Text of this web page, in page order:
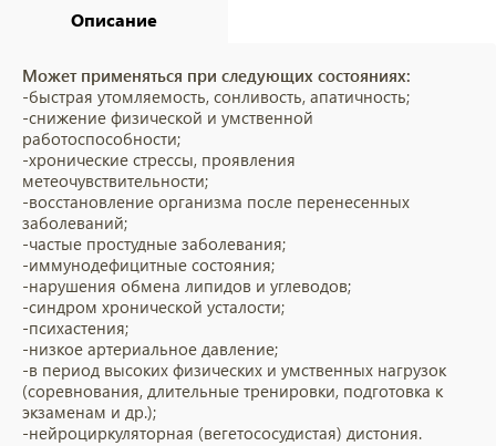
Описание
Может применяться при следующих состояниях:
-быстрая утомляемость, сонливость, апатичность;
-снижение физической и умственной
работоспособности;
-хронические стрессы, проявления
метеочувствительности;
-восстановление организма после перенесенных
заболеваний;
-частые простудные заболевания;
-иммунодефицитные состояния;
-нарушения обмена липидов и углеводов;
-синдром хронической усталости;
-психастения;
-низкое артериальное давление;
-в период высоких физических и умственных нагрузок
(соревнования, длительные тренировки, подготовка к
экзаменам и др.);
-нейроциркуляторная (вегетососудистая) дистония.